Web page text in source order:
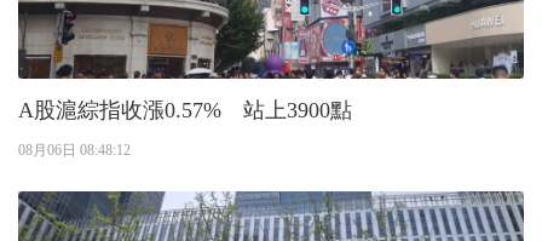
A股滬綜指收漲0.57% 站上3900點
08月06日 08:48:12